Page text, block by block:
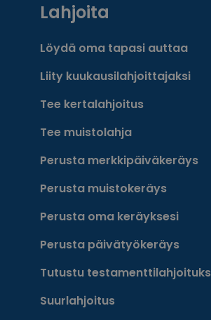
Lahjoita
Löydä oma tapasi auttaa
Liity kuukausilahjoittajaksi
Tee kertalahjoitus
Tee muistolahja
Perusta merkkipäiväkeräys
Perusta muistokeräys
Perusta oma keräyksesi
Perusta päivätyökeräys
Tutustu
Suurlahjoitus